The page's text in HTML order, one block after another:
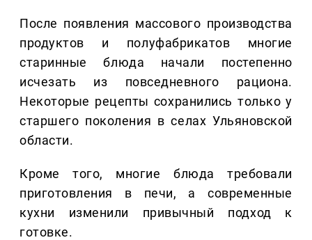
После появления массового производства
продуктов и полуфабрикатов многие
старинные блюда начали постепенно
исчезать из повседневного рациона.
Некоторые рецепты сохранились только у
старшего поколения в селах Ульяновской
области.
Кроме того, многие блюда требовали
приготовления в печи, а современные
кухни изменили привычный подход к
готовке.